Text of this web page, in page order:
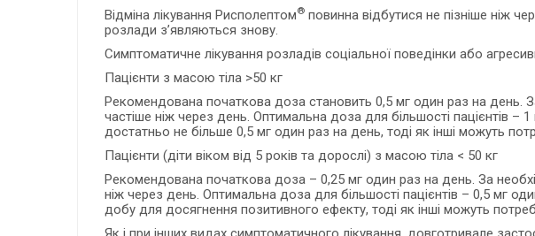
Відміна лікування Рисполептом® повинна відбутися не пізніше ніж
розлади з’являються знову.
Симптоматичне лікування розладів соціальної поведінки або
Пацієнти з масою тіла >50 кг
Рекомендована початкова доза становить 0,5 мг один раз на день.
частіше ніж через день. Оптимальна доза для більшості пацієнтів
достатньо не більше 0,5 мг один раз на день, тоді як інші можуть
Пацієнти (діти віком від 5 років та дорослі) з масою тіла < 50 кг
Рекомендована початкова доза – 0,25 мг один раз на день. За
ніж через день. Оптимальна доза для більшості пацієнтів – 0,5 мг
добу для досягнення позитивного ефекту, тоді як інші можуть